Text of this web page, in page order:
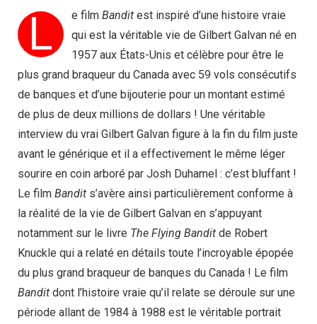
L e film Bandit est inspiré d’une histoire vraie
qui est la véritable vie de Gilbert Galvan né en
1957 aux États-Unis et célèbre pour être le
plus grand braqueur du Canada avec 59 vols consécutifs
de banques et d’une bijouterie pour un montant estimé
de plus de deux millions de dollars ! Une véritable
interview du vrai Gilbert Galvan figure à la fin du film juste
avant le générique et il a effectivement le même léger
sourire en coin arboré par Josh Duhamel : c’est bluffant !
Le film Bandit s’avère ainsi particulièrement conforme à
la réalité de la vie de Gilbert Galvan en s’appuyant
notamment sur le livre The Flying Bandit de Robert
Knuckle qui a relaté en détails toute l’incroyable épopée
du plus grand braqueur de banques du Canada ! Le film
Bandit dont l’histoire vraie qu’il relate se déroule sur une
période allant de 1984 à 1988 est le véritable portrait